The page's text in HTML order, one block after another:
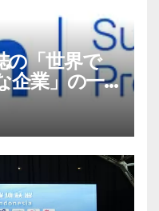
「世界で
企業」の一